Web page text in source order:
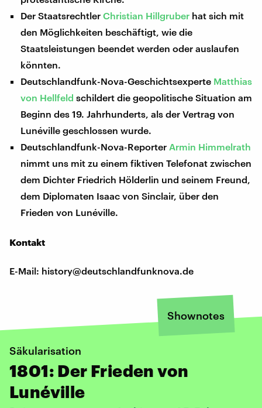
Der StaatsrechtlerChristian Hillgruber hat sich mit
den Möglichkeiten beschäftigt, wie die
Staatsleistungen beendet werden oder auslaufen
könnten.
Deutschlandfunk-Nova-Geschichtsexperte Matthias
von Hellfeld schildert die geopolitische Situation am
Beginn des 19. Jahrhunderts, als der Vertrag von
Lunéville geschlossen wurde.
Deutschlandfunk-Nova-Reporter Armin Himmelrath
nimmt uns mit zu einem fiktiven Telefonat zwischen
dem Dichter Friedrich Hölderlin und seinem Freund,
dem Diplomaten Isaac von Sinclair, über den
Frieden von Lunéville.
Kontakt
E-Mail: history@deutschlandfunknova.de
Shownotes
Säkularisation
1801: Der Frieden von
Lunéville